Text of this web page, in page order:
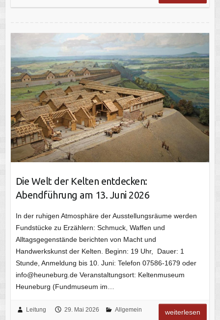
Die Welt der Kelten entdecken:
Abendführung am 13. Juni 2026
In der ruhigen Atmosphäre der Ausstellungsräume werden
Fundstücke zu Erzählern: Schmuck, Waffen und
Alltagsgegenstände berichten von Macht und
Handwerkskunst der Kelten. Beginn: 19 Uhr, Dauer: 1
Stunde, Anmeldung bis 10. Juni: Telefon 07586-1679 oder
info@heuneburg.de Veranstaltungsort: Keltenmuseum
Heuneburg (Fundmuseum im…
Leitung 29. Mai 2026 Allgemein weiterlesen